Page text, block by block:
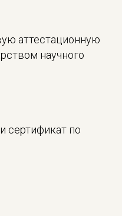
аттестационную
научного
сертификат по